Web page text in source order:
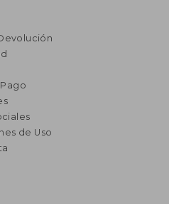
de Uso